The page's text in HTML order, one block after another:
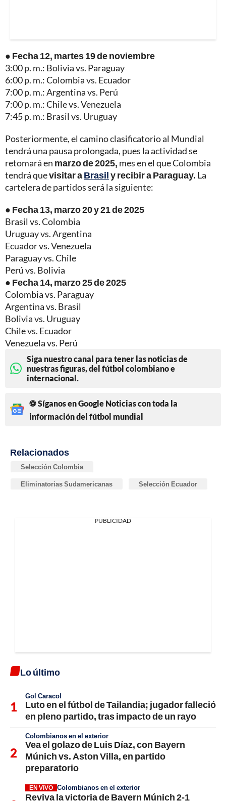
● Fecha 12, martes 19 de noviembre
3:00 p. m.: Bolivia vs. Paraguay
6:00 p. m.: Colombia vs. Ecuador
7:00 p. m.: Argentina vs. Perú
7:00 p. m.: Chile vs. Venezuela
7:45 p. m.: Brasil vs. Uruguay
Posteriormente, el camino clasificatorio al Mundial
tendrá una pausa prolongada, pues la actividad se
retomará en marzo de 2025, mes en el que Colombia
tendrá quevisitar aBrasily recibir a Paraguay. La
cartelera de partidos será la siguiente:
● Fecha 13, marzo 20 y 21 de 2025
Brasil vs. Colombia
Uruguay vs. Argentina
Ecuador vs. Venezuela
Paraguay vs. Chile
Perú vs. Bolivia
● Fecha 14, marzo 25 de 2025
Colombia vs. Paraguay
Argentina vs. Brasil
Bolivia vs. Uruguay
Chile vs. Ecuador
Venezuela vs. Perú
Siga nuestro canal para tener las noticias de
nuestras figuras, del fútbol colombiano e
internacional.
⚽ Síganos en Google Noticias con toda la
información del fútbol mundial
Relacionados
Selección Colombia
Eliminatorias Sudamericanas Selección Ecuador
PUBLICIDAD
Lo último
Gol Caracol
Luto en el fútbol de Tailandia; jugador falleció
en pleno partido, tras impacto de un rayo
Colombianos en el exterior
Vea el golazo de Luis Díaz, con Bayern
Múnich vs. Aston Villa, en partido
preparatorio
EN VIVO Colombianos en el exterior
Reviva la victoria de Bayern Múnich 2-1